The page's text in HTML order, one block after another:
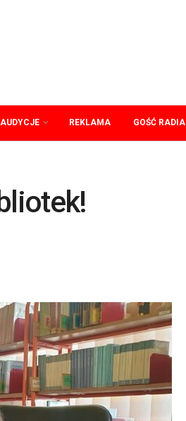
AUDYCJE REKLAMA GOŚĆ RADIA